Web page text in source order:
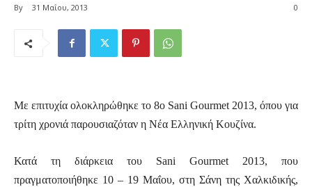
By 31 Μαΐου, 2013 0
Με επιτυχία ολοκληρώθηκε το 8ο Sani Gourmet 2013, όπου για
τρίτη χρονιά παρουσιαζόταν η Νέα Ελληνική Κουζίνα.
Κατά τη διάρκεια του Sani Gourmet 2013, που
πραγματοποιήθηκε 10 – 19 Μαΐου, στη Σάνη της Χαλκιδικής,